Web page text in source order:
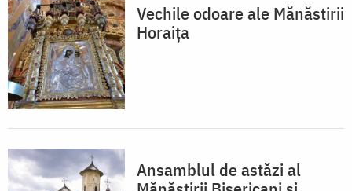
Vechile odoare ale Mănăstirii
Horaița
Ansamblul de astăzi al